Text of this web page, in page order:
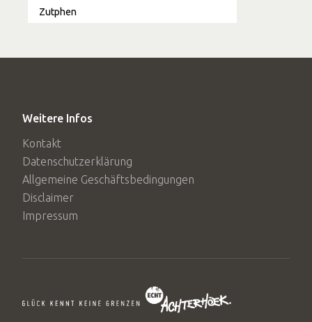
Zutphen
Weitere Infos
Kontakt
Datenschutzerklärung
Allgemeine Geschäftsbedingungen
Disclaimer
Impressum